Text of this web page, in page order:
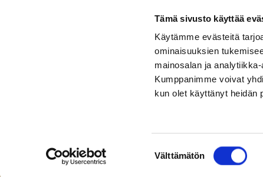
Tämä sivusto käyttää
Käytämme evästeitä
ominaisuuksien
mainosalan ja
Kumppanimme voivat
kun olet käyttänyt heidän
Välttämätön
Uutuudet
Pidätämme oikeudet muutoksiin.